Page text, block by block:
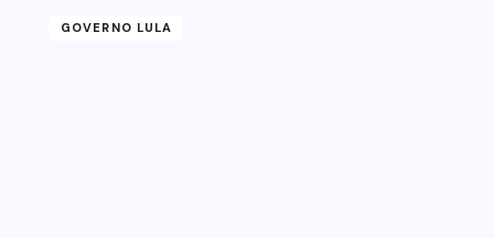
GOVERNO LULA